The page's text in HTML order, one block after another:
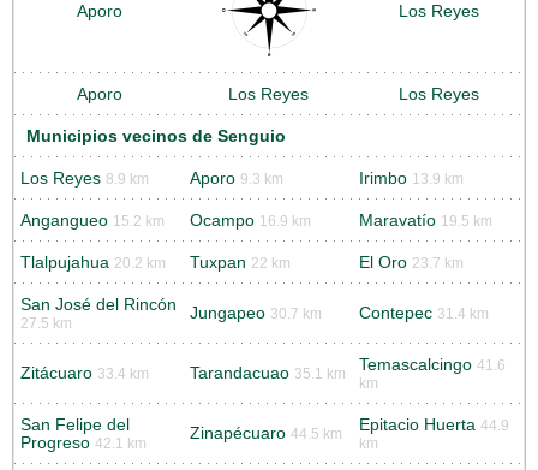
Aporo Los Reyes
Aporo Los Reyes Los Reyes
Municipios vecinos de Senguio
Los Reyes 8.9 km Aporo 9.3 km Irimbo 13.9 km
Angangueo 15.2 km Ocampo 16.9 km Maravatío 19.5 km
Tlalpujahua 20.2 km Tuxpan 22 km El Oro 23.7 km
San José del Rincón
27.5 km
Jungapeo 30.7 km Contepec 31.4 km
Zitácuaro 33.4 km Tarandacuao 35.1 km Temascalcingo 41.6
km
San Felipe del
Progreso 42.1 km
Zinapécuaro 44.5 km Epitacio Huerta 44.9
km